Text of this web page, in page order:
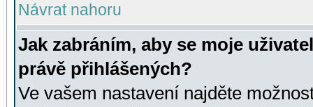
Návrat nahoru
Jak zabráním, aby se moje
právě přihlášených?
Ve vašem nastavení najděte